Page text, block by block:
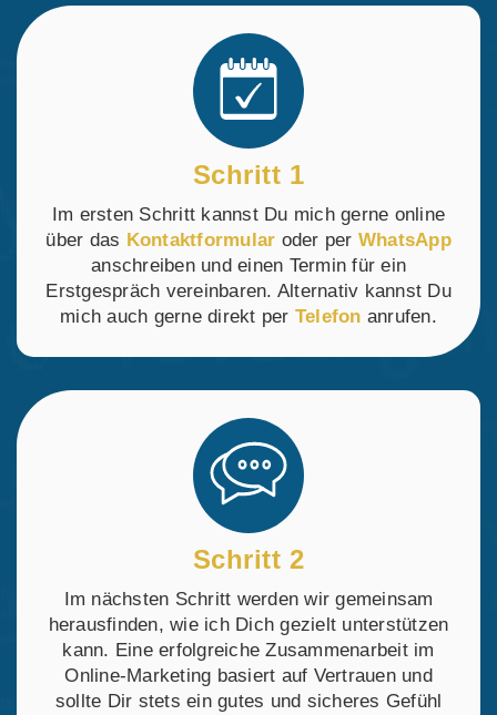
Schritt 1
Im ersten Schritt kannst Du mich gerne online
über das Kontaktformular oder per WhatsApp
anschreiben und einen Termin für ein
Erstgespräch vereinbaren. Alternativ kannst Du
mich auch gerne direkt per Telefon anrufen.
Schritt 2
Im nächsten Schritt werden wir gemeinsam
herausfinden, wie ich Dich gezielt unterstützen
kann. Eine erfolgreiche Zusammenarbeit im
Online-Marketing basiert auf Vertrauen und
sollte Dir stets ein gutes und sicheres Gefühl